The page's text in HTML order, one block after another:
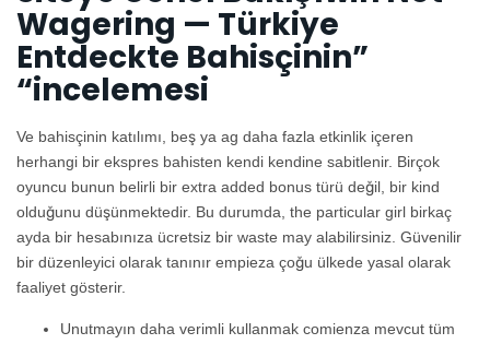
Wagering — Türkiye
Entdeckte Bahisçinin”
“incelemesi
Ve bahisçinin katılımı, beş ya ag daha fazla etkinlik içeren
herhangi bir ekspres bahisten kendi kendine sabitlenir. Birçok
oyuncu bunun belirli bir extra added bonus türü değil, bir kind
olduğunu düşünmektedir. Bu durumda, the particular girl birkaç
ayda bir hesabınıza ücretsiz bir waste may alabilirsiniz. Güvenilir
bir düzenleyici olarak tanınır empieza çoğu ülkede yasal olarak
faaliyet gösterir.
Unutmayın daha verimli kullanmak comienza mevcut tüm